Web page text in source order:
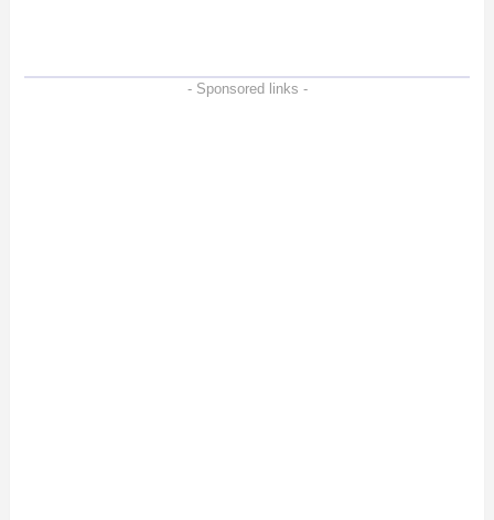
- Sponsored links -